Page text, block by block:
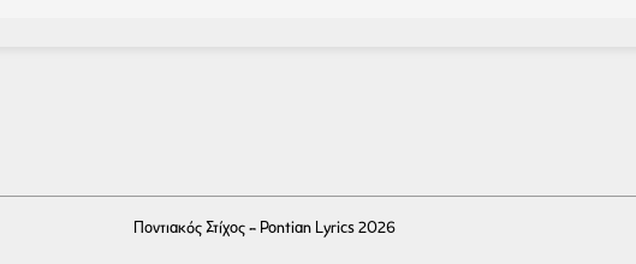
Ποντιακός Στίχος - Pontian Lyrics 2026